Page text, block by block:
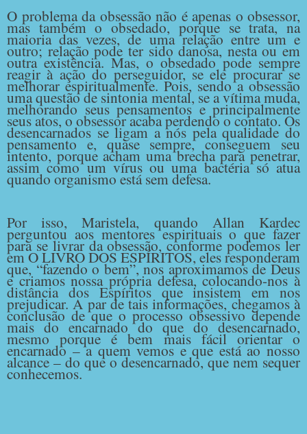
O problema da obsessão não é apenas o obsessor,
mas também o obsedado, porque se trata, na
maioria das vezes, de uma relação entre um e
outro; relação pode ter sido danosa, nesta ou em
outra existência. Mas, o obsedado pode sempre
reagir à ação do perseguidor, se ele procurar se
melhorar espiritualmente. Pois, sendo a obsessão
uma questão de sintonia mental, se a vítima muda,
melhorando seus pensamentos e principalmente
seus atos, o obsessor acaba perdendo o contato. Os
desencarnados se ligam a nós pela qualidade do
pensamento e, quase sempre, conseguem seu
intento, porque acham uma brecha para penetrar,
assim como um vírus ou uma bactéria só atua
quando organismo está sem defesa.
Por isso, Maristela, quando Allan Kardec
perguntou aos mentores espirituais o que fazer
para se livrar da obsessão, conforme podemos ler
em O LIVRO DOS ESPÍRITOS, eles responderam
que, “fazendo o bem”, nos aproximamos de Deus
e criamos nossa própria defesa, colocando-nos à
distância dos Espíritos que insistem em nos
prejudicar. A par de tais informações, chegamos à
conclusão de que o processo obsessivo depende
mais do encarnado do que do desencarnado,
mesmo porque é bem mais fácil orientar o
encarnado – a quem vemos e que está ao nosso
alcance – do que o desencarnado, que nem sequer
conhecemos.